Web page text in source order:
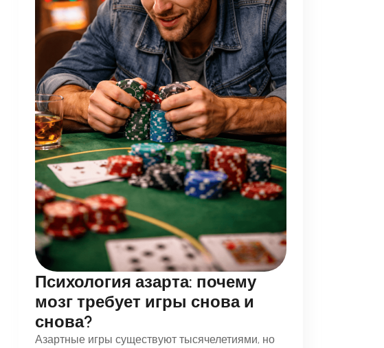
Психология азарта: почему
мозг требует игры снова и
снова?
Азартные игры существуют тысячелетиями, но